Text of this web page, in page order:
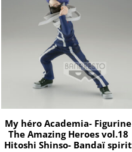
My héro Academia- Figurine
The Amazing Heroes vol.18
Hitoshi Shinso- Bandaï spirit